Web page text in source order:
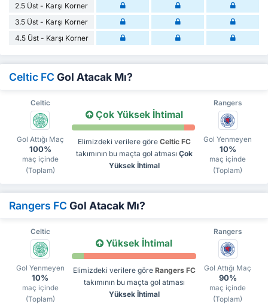
2.5 Üst - Karşı Korner
3.5 Üst - Karşı Korner
4.5 Üst - Karşı Korner
Celtic FC Gol Atacak Mı?
Celtic Rangers
Gol Attığı Maç
100%
maç içinde
(Toplam)
Çok Yüksek İhtimal
Elimizdeki verilere göre Celtic FC
takımının bu maçta gol atması Çok
Yüksek İhtimal
Gol Yenmeyen
10%
maç içinde
(Toplam)
Rangers FC Gol Atacak Mı?
Celtic Rangers
Gol Yenmeyen
10%
maç içinde
(Toplam)
Yüksek İhtimal
Elimizdeki verilere göre Rangers FC
takımının bu maçta gol atması
Yüksek İhtimal
Gol Attığı Maç
90%
maç içinde
(Toplam)